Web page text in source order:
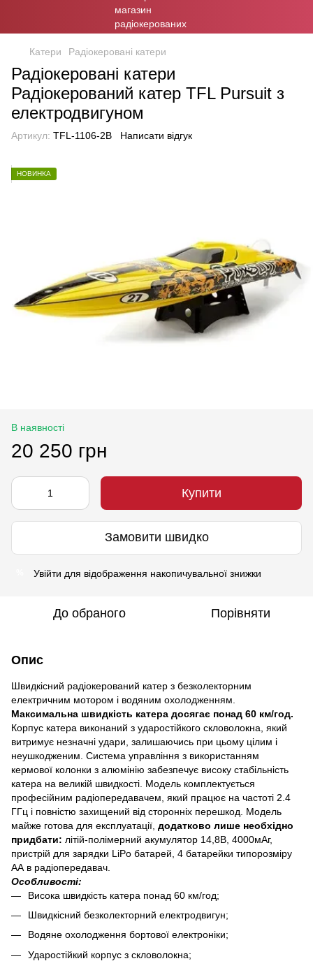
Катери Радіокеровані катери
Радіокеровані катери
Радіокерований катер TFL Pursuit з
електродвигуном
Артикул: TFL-1106-2B Написати відгук
НОВИНКА
В наявності
20 250 грн
Купити
Замовити швидко
Увійти для відображення накопичувальної знижки
До обраного Порівняти
Опис
Швидкісний радіокерований катер з безколекторним
електричним мотором і водяним охолодженням.
Максимальна швидкість катера досягає понад 60 км/год.
Корпус катера виконаний з ударостійкого скловолокна, який
витримує незначні удари, залишаючись при цьому цілим і
неушкодженим. Система управління з використанням
кермової колонки з алюмінію забезпечує високу стабільність
катера на великій швидкості. Модель комплектується
професійним радіопередавачем, який працює на частоті 2.4
ГГц і повністю захищений від сторонніх перешкод. Модель
майже готова для експлуатації, додатково лише необхідно
придбати: літій-полімерний акумулятор 14,8В, 4000мАг,
пристрій для зарядки LiPo батарей, 4 батарейки типорозміру
АА в радіопередавач.
Особливості:
Висока швидкість катера понад 60 км/год;
Швидкісний безколекторний електродвигун;
Водяне охолодження бортової електроніки;
Ударостійкий корпус з скловолокна;